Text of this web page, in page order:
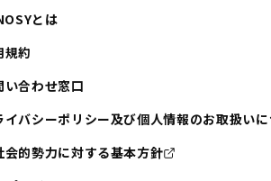
とは
規約
い合わせ窓口
イバシーポリシー及び個人情報のお取扱い
会的勢力に対する基本方針